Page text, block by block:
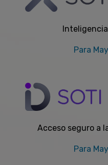
Para
Acceso seguro a
Para